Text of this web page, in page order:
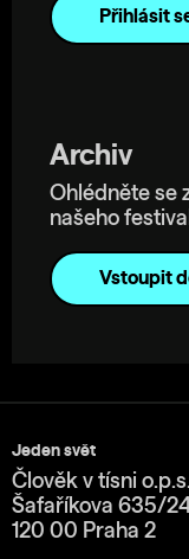
Archiv
Ohlédněte se
našeho
Vstoupit
Jeden svět
Člověk v tísni
Šafaříkova 635/
120 00 Praha 2